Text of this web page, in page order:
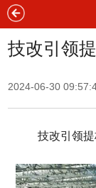
技改引领
2024-06-30
技改引领